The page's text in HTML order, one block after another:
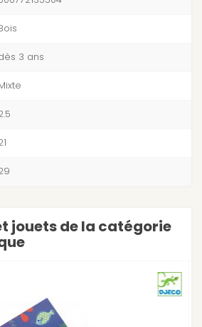
3 ans
jouets de la catégorie